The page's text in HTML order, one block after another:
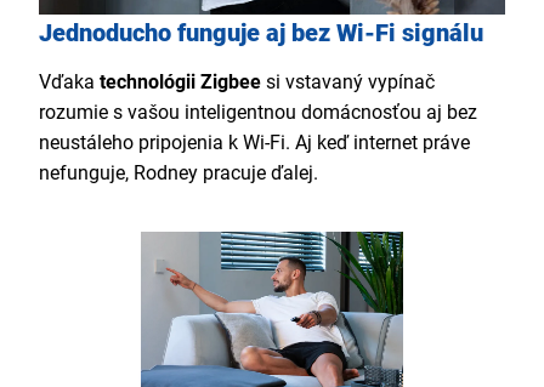
Jednoducho funguje aj bez Wi-Fi signálu
Vďaka technológii Zigbee si vstavaný vypínač
rozumie s vašou inteligentnou domácnosťou aj bez
neustáleho pripojenia k Wi-Fi. Aj keď internet práve
nefunguje, Rodney pracuje ďalej.